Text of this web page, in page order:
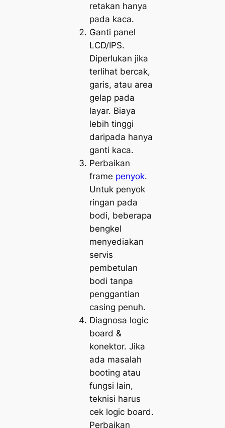
retakan hanya
pada kaca.
Ganti panel
LCD/IPS.
Diperlukan jika
terlihat bercak,
garis, atau area
gelap pada
layar. Biaya
lebih tinggi
daripada hanya
ganti kaca.
Perbaikan
frame penyok.
Untuk penyok
ringan pada
bodi, beberapa
bengkel
menyediakan
servis
pembetulan
bodi tanpa
penggantian
casing penuh.
Diagnosa logic
board &
konektor. Jika
ada masalah
booting atau
fungsi lain,
teknisi harus
cek logic board.
Perbaikan